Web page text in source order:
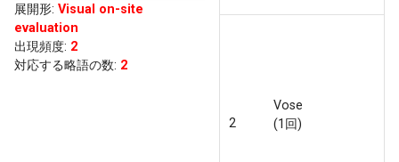
展開形: Visual on-site
evaluation
出現頻度: 2
対応する略語の数: 2
2
Vose
(1回)